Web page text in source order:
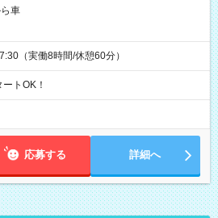
車
（実働8時間/休憩60分）
トOK！
応募する 詳細へ